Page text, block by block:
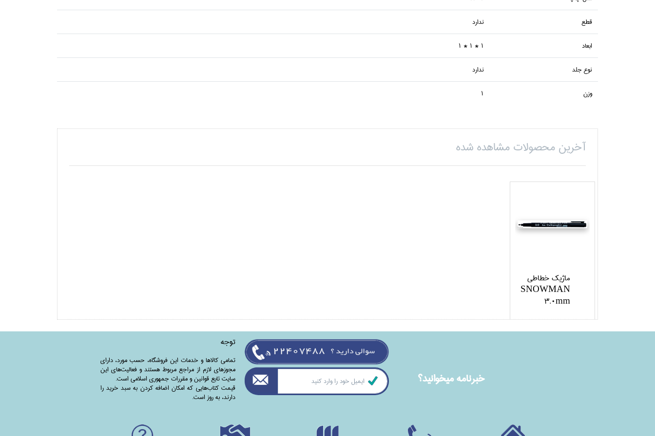
قطع ندارد
ابعاد 1 * 1 * 1
نوع جلد ندارد
وزن 1
آخرین محصولات مشاهده شده
ماژيك خطاطي
SNOWMAN
3.0mm
خبرنامه ميخوانيد؟
توجه
تمامی‌ کالاها و خدمات این فروشگاه، حسب مورد،‌ دارای
مجوزهای لازم از مراجع مربوط هستند ‌و‌‌ فعالیت‌های این
سایت تابع قوانین و مقررات جمهوری اسلامی است.
قیمت کتاب‌هایی که امکان اضافه کردن به سبد خرید را
دارند،‌ به روز است.